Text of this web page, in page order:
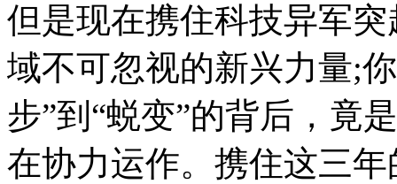
但是现在携住科技异军
域不可忽视的新兴力量;
步”到“蜕变”的背后，竟
在协力运作。携住这三